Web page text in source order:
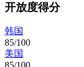
开放度得分
韩国
85/100
美国